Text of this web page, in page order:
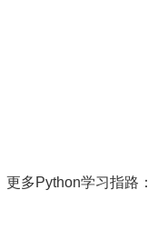
更多Python学习指路：